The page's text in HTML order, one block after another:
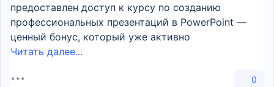
предоставлен доступ к курсу по созданию
профессиональных презентаций в PowerPoint —
ценный бонус, который уже активно
Читать далее...
0